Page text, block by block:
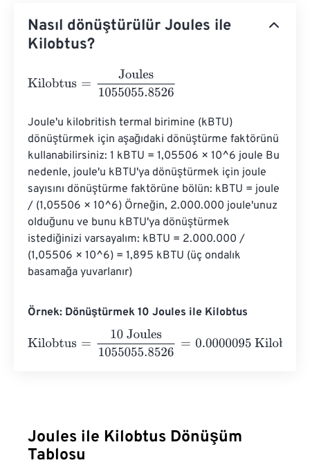
Nasıl dönüştürülür Joules ile
Kilobtus?
Kilobtus 1055055.8526
Joule'u kilobritish termal birimine (kBTU)
dönüştürmek için aşağıdaki dönüştürme faktörünü
kullanabilirsiniz: 1 kBTU = 1,05506 × 10^6 joule Bu
nedenle, joule'u kBTU'ya dönüştürmek için joule
sayısını dönüştürme faktörüne bölün: kBTU = joule
/ (1,05506 × 10^6) Örneğin, 2.000.000 joule'unuz
olduğunu ve bunu kBTU'ya dönüştürmek
istediğinizi varsayalım: kBTU = 2.000.000 /
(1,05506 × 10^6) = 1,895 kBTU (üç ondalık
basamağa yuvarlanır)
Örnek: Dönüştürmek 10 Joules ile Kilobtus
Kilobtus
10 Joules 1055055.8526= 0.0000095 Kilobtus
Joules ile Kilobtus Dönüşüm
Tablosu